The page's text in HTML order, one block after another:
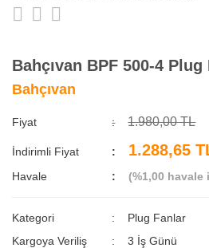
Bahçıvan BPF 500-4 Plug
Bahçıvan
Fiyat 1.980,00 TL
İndirimli Fiyat 1.288,65
Havale (%1,00 havale
Kategori
Plug Fanlar
Kargoya Veriliş
3 İş Günü